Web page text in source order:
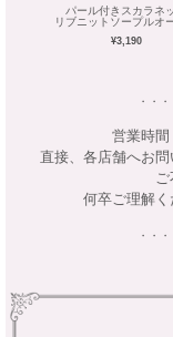
パール付きスカラネ
リブニットソープルオ
¥3,190
・・
営業時
直接、各店舗へお問
何卒ご理解く
・・